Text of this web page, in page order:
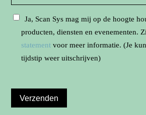
Ja, Scan Sys mag mij op de hoogte
producten, diensten en evenementen.
statement voor meer informatie. (Je
tijdstip weer uitschrijven)